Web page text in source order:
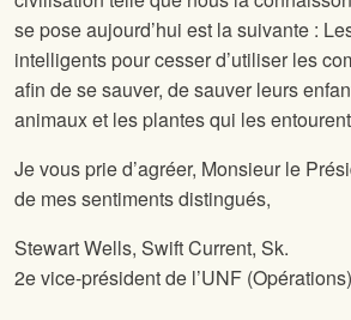
se pose aujourd’hui est la suivante :
intelligents pour cesser d’utiliser les
afin de se sauver, de sauver leurs
animaux et les plantes qui les
Je vous prie d’agréer, Monsieur le
de mes sentiments distingués,
Stewart Wells, Swift Current, Sk.
2e vice-président de l’UNF (Opérations)